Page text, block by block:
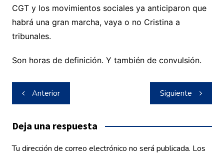
CGT y los movimientos sociales ya anticiparon que
habrá una gran marcha, vaya o no Cristina a
tribunales.
Son horas de definición. Y también de convulsión.
Navegación
de
entradas
Anterior Siguiente
Deja una respuesta
Tu dirección de correo electrónico no será publicada. Los